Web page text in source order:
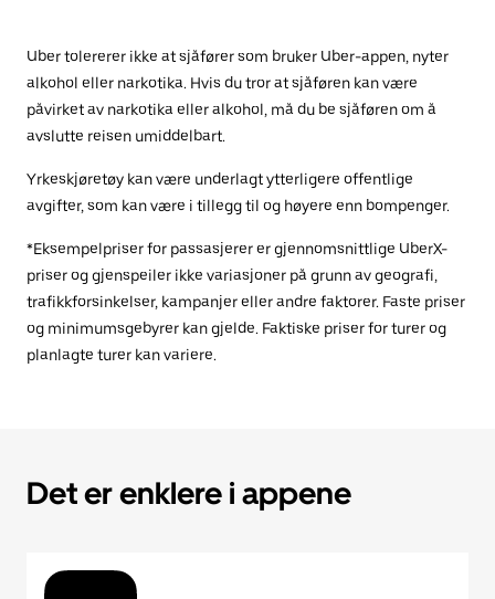
Uber tolererer ikke at sjåfører som bruker Uber-appen, nyter
alkohol eller narkotika. Hvis du tror at sjåføren kan være
påvirket av narkotika eller alkohol, må du be sjåføren om å
avslutte reisen umiddelbart.
Yrkeskjøretøy kan være underlagt ytterligere offentlige
avgifter, som kan være i tillegg til og høyere enn bompenger.
*Eksempelpriser for passasjerer er gjennomsnittlige UberX-
priser og gjenspeiler ikke variasjoner på grunn av geografi,
trafikkforsinkelser, kampanjer eller andre faktorer. Faste priser
og minimumsgebyrer kan gjelde. Faktiske priser for turer og
planlagte turer kan variere.
Det er enklere i appene